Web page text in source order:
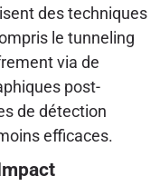
des techniques
le tunneling
via de
post-
de détection
efficaces.